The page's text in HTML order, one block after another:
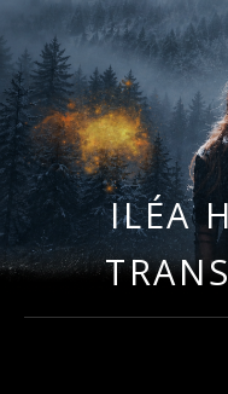
I
L
É
A
LA PLUS
ILÉA